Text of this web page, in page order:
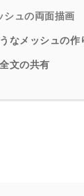
ュの両面描画
なメッシュの作
文の共有